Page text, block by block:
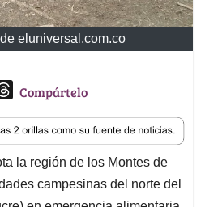
eluniversal.com.co
T
r
e
a
d
Compártelo
la región de los Montes de
campesinas del norte del